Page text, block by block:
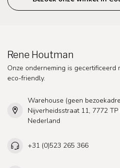
Rene Houtman
Onze onderneming is
eco-friendly.
Warehouse (geen
Nijverheidsstraat 11, 7772
Nederland
+31 (0)523 265 366